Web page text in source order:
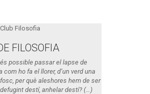
FILOSOFIA
possible passar el lapse de
com ho fa el llorer, d’un verd una
per què aleshores hem de ser
destí, anhelar destí? (…)